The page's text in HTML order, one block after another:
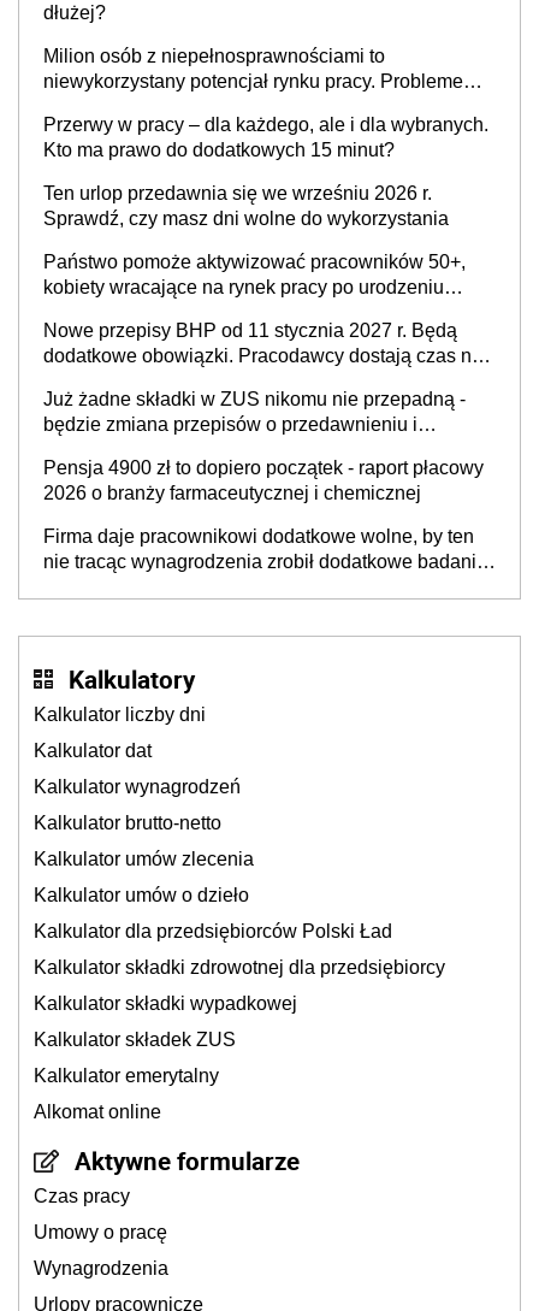
dłużej?
Milion osób z niepełnosprawnościami to
niewykorzystany potencjał rynku pracy. Problemem
refundacji, ale bariery po stronie systemu i
świadomości pracodawców [WYWIAD]
Przerwy w pracy – dla każdego, ale i dla wybranych.
Kto ma prawo do dodatkowych 15 minut?
Ten urlop przedawnia się we wrześniu 2026 r.
Sprawdź, czy masz dni wolne do wykorzystania
Państwo pomoże aktywizować pracowników 50+,
kobiety wracające na rynek pracy po urodzeniu
neuroatypowe. Powstanie Fundusz na rzecz
Inkluzywności w Zatrudnianiu?
Nowe przepisy BHP od 11 stycznia 2027 r. Będą
dodatkowe obowiązki. Pracodawcy dostają czas na
Już żadne składki w ZUS nikomu nie przepadną -
będzie zmiana przepisów o przedawnieniu i
Pensja 4900 zł to dopiero początek - raport płacowy
2026 o branży farmaceutycznej i chemicznej
Firma daje pracownikowi dodatkowe wolne, by ten
nie tracąc wynagrodzenia zrobił dodatkowe badania.
Kalkulatory
Kalkulator liczby dni
Kalkulator dat
Kalkulator wynagrodzeń
Kalkulator brutto-netto
Kalkulator umów zlecenia
Kalkulator umów o dzieło
Kalkulator dla przedsiębiorców Polski Ład
Kalkulator składki zdrowotnej dla przedsiębiorcy
Kalkulator składki wypadkowej
Kalkulator składek ZUS
Kalkulator emerytalny
Alkomat online
Aktywne formularze
Czas pracy
Umowy o pracę
Wynagrodzenia
Urlopy pracownicze